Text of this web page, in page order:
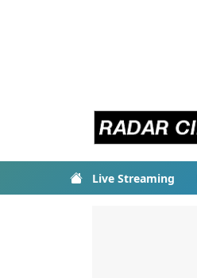
Live Streaming